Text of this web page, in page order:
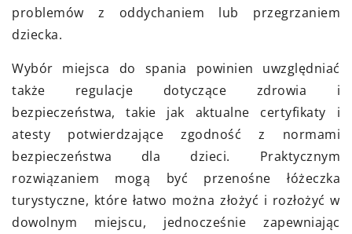
problemów z oddychaniem lub przegrzaniem
dziecka.
Wybór miejsca do spania powinien uwzględniać
także regulacje dotyczące zdrowia i
bezpieczeństwa, takie jak aktualne certyfikaty i
atesty potwierdzające zgodność z normami
bezpieczeństwa dla dzieci. Praktycznym
rozwiązaniem mogą być przenośne łóżeczka
turystyczne, które łatwo można złożyć i rozłożyć w
dowolnym miejscu, jednocześnie zapewniając